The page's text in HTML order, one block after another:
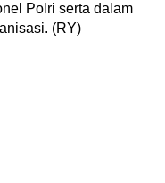
Polri serta dalam
(RY)